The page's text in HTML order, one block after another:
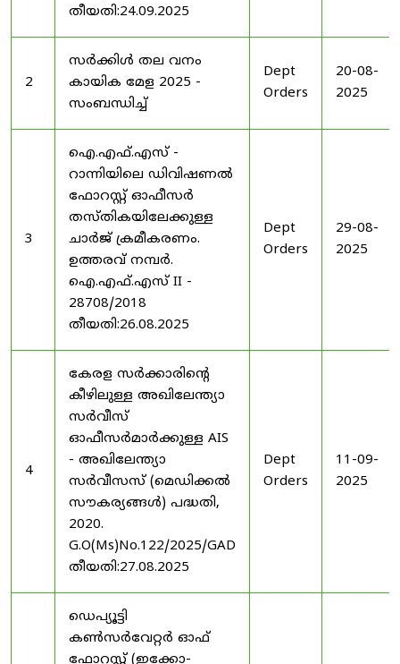
തീയതി:24.09.2025
2
സർക്കിൾ തല വനം
കായിക മേള 2025 -
സംബന്ധിച്ച്
Dept
Orders
20-08-
2025
3
ഐ.എഫ്.എസ് -
റാന്നിയിലെ ഡിവിഷണൽ
ഫോറസ്റ്റ് ഓഫീസർ
തസ്തികയിലേക്കുള്ള
ചാർജ് ക്രമീകരണം.
ഉത്തരവ് നമ്പർ.
ഐ.എഫ്.എസ് II -
28708/2018
തീയതി:26.08.2025
Dept
Orders
29-08-
2025
4
കേരള സർക്കാരിന്റെ
കീഴിലുള്ള അഖിലേന്ത്യാ
സർവീസ്
ഓഫീസർമാർക്കുള്ള AIS
- അഖിലേന്ത്യാ
സർവീസസ് (മെഡിക്കൽ
സൗകര്യങ്ങൾ) പദ്ധതി,
2020.
G.O(Ms)No.122/2025/GAD
തീയതി:27.08.2025
Dept
Orders
11-09-
2025
ഡെപ്യൂട്ടി
കൺസർവേറ്റർ ഓഫ്
ഫോറസ്റ്റ് (ഇക്കോ-